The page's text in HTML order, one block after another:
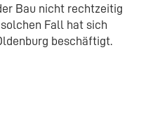
Bau nicht rechtzeitig
Fall hat sich
beschäftigt.